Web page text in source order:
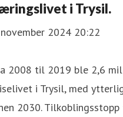
i Trysil.
2024 20:22
2008 til 2019 ble 2,6
i Trysil, med
2030.